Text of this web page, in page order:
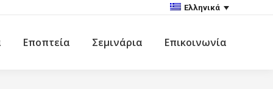
Ελληνικά
Εποπτεία Σεμινάρια Επικοινωνία